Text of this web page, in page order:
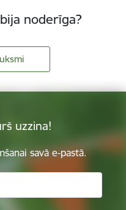
noderīga?
uzzina!
savā e-pastā.